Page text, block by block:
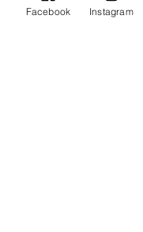
Facebook Instagram